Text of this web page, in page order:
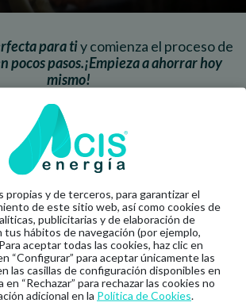
para tiy comienza el proceso de
pocos pasos.¡Empieza a ahorrar hoy
mismo!
CUPS
debes introducir tu número
FACTURA
adjuntar tu factura
propias y de terceros, para garantizar el
de este sitio web, así como cookies de
publicitarias y de elaboración de
tus hábitos de navegación (por ejemplo,
aceptar todas las cookies, haz clic en
“Configurar” para aceptar únicamente las
las casillas de configuración disponibles en
“Rechazar” para rechazar las cookies no
adicional en la Política de Cookies.